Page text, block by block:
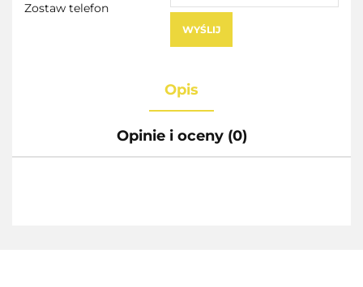
Zostaw telefon
WYŚLIJ
Opis
Opinie i oceny (0)